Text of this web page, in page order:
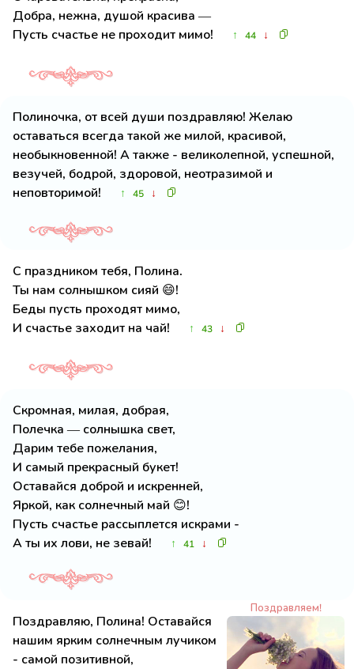
Добра, нежна, душой красива —
Пусть счастье не проходит мимо!
↑ 44 ↓
Полиночка, от всей души поздравляю! Желаю
оставаться всегда такой же милой, красивой,
необыкновенной! А также - великолепной, успешной,
везучей, бодрой, здоровой, неотразимой и
неповторимой!
↑ 45 ↓
С праздником тебя, Полина.
Ты нам солнышком сияй 😄!
Беды пусть проходят мимо,
И счастье заходит на чай!
↑ 43 ↓
Скромная, милая, добрая,
Полечка — солнышка свет,
Дарим тебе пожелания,
И самый прекрасный букет!
Оставайся доброй и искренней,
Яркой, как солнечный май 😊!
Пусть счастье рассыплется искрами -
А ты их лови, не зевай!
↑ 41 ↓
Поздравляем!
Поздравляю, Полина! Оставайся
нашим ярким солнечным лучиком
- самой позитивной,